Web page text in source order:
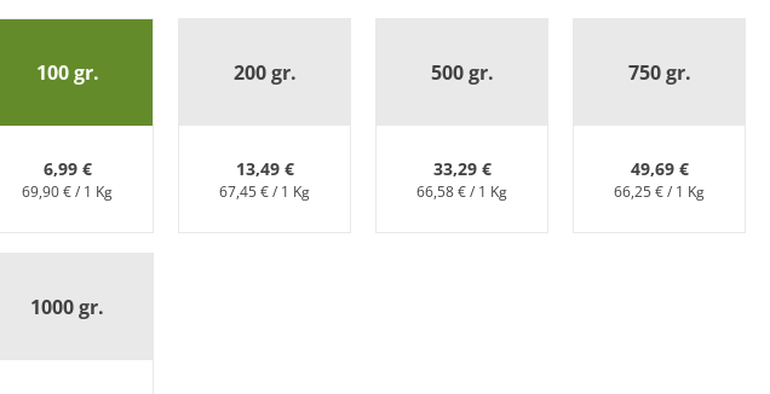
100 gr.
6,99 €
69,90 € / 1 Kg
200 gr.
13,49 €
67,45 € / 1 Kg
500 gr.
33,29 €
66,58 € / 1 Kg
750 gr.
49,69 €
66,25 € / 1 Kg
1000 gr.